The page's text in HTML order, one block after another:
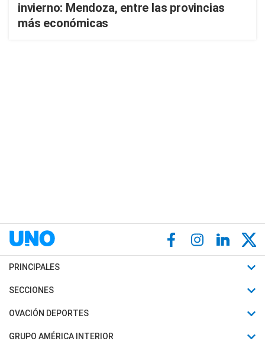
invierno: Mendoza, entre las provincias
más económicas
PRINCIPALES
Últimas Noticias
Política
SECCIONES
Horóscopo
Motores
OVACIÓN DEPORTES
Fútbol
GRUPO AMÉRICA INTERIOR